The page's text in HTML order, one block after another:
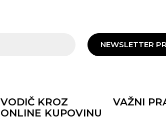
NEWSLETTER
VODIČ KROZ
ONLINE KUPOVINU
VAŽNI